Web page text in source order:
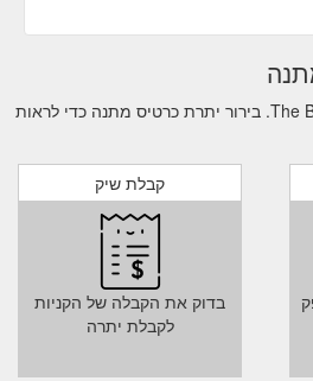
מידע עבור The Boho Camping Co. בירור יתרת כרטיס מתנה כדי לראות
קבלת שיק
בדוק את הקבלה של הקניות
לקבלת יתרה